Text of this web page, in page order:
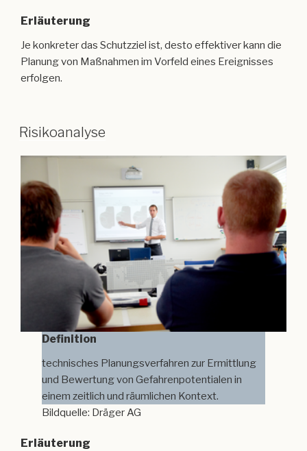
Erläuterung
Je konkreter das Schutzziel ist, desto effektiver kann die
Planung von Maßnahmen im Vorfeld eines Ereignisses
erfolgen.
Risikoanalyse
Definition
technisches Planungsverfahren zur Ermittlung
und Bewertung von Gefahrenpotentialen in
einem zeitlich und räumlichen Kontext.
Bildquelle: Dräger AG
Erläuterung